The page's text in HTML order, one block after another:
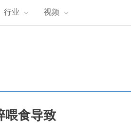
行业 视频
喂食导致